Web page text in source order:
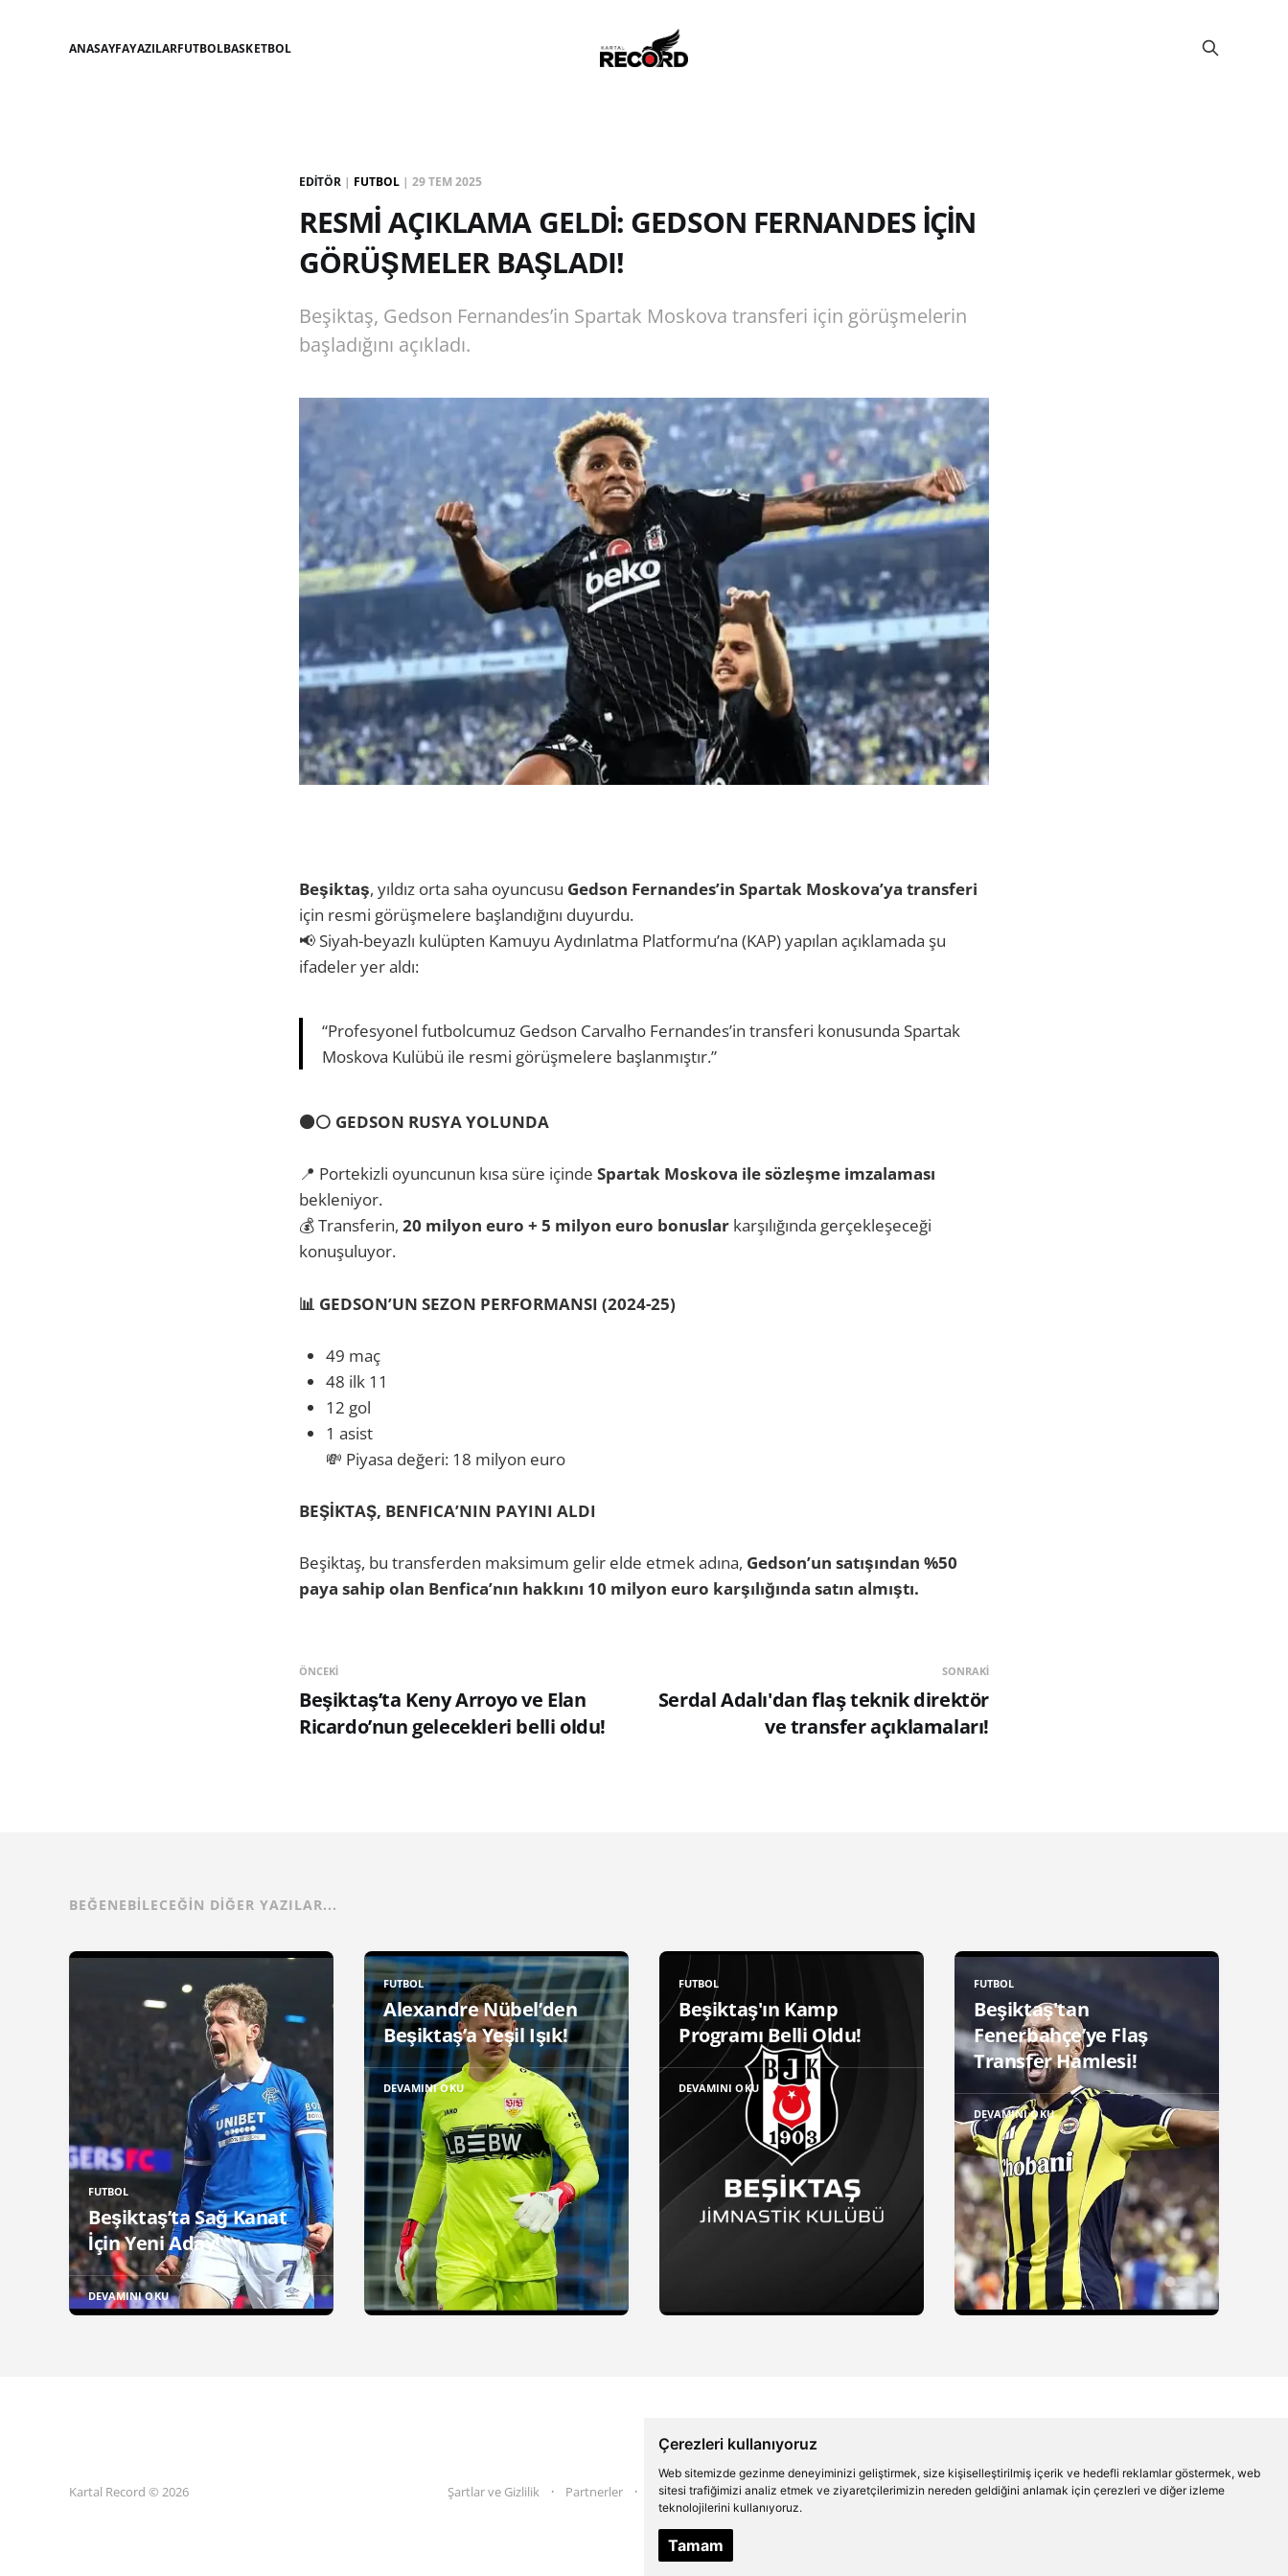
Çerezleri kullanıyoruz
Web sitemizde gezinme deneyiminizi geliştirmek, size kişiselleştirilmiş içerik ve hedefli reklamlar göstermek, web
sitesi trafiğimizi analiz etmek ve ziyaretçilerimizin nereden geldiğini anlamak için çerezleri ve diğer izleme
teknolojilerini kullanıyoruz.
Tamam
ANASAYFAYAZILARFUTBOLBASKETBOL
EDITÖR | FUTBOL | 29 TEM 2025
RESMİ AÇIKLAMA GELDİ: GEDSON FERNANDES İÇİN
GÖRÜŞMELER BAŞLADI!
Beşiktaş, Gedson Fernandes’in Spartak Moskova transferi için görüşmelerin
başladığını açıkladı.
Beşiktaş, yıldız orta saha oyuncusu Gedson Fernandes’in Spartak Moskova’ya transferi
için resmi görüşmelere başlandığını duyurdu.
📢 Siyah-beyazlı kulüpten Kamuyu Aydınlatma Platformu’na (KAP) yapılan açıklamada şu
ifadeler yer aldı:
“Profesyonel futbolcumuz Gedson Carvalho Fernandes’in transferi konusunda Spartak
Moskova Kulübü ile resmi görüşmelere başlanmıştır.”
⚫⚪ GEDSON RUSYA YOLUNDA
📍 Portekizli oyuncunun kısa süre içinde Spartak Moskova ile sözleşme imzalaması
bekleniyor.
💰 Transferin, 20 milyon euro + 5 milyon euro bonuslar karşılığında gerçekleşeceği
konuşuluyor.
📊 GEDSON’UN SEZON PERFORMANSI (2024-25)
49 maç
48 ilk 11
12 gol
1 asist
💸 Piyasa değeri: 18 milyon euro
BEŞİKTAŞ, BENFICA’NIN PAYINI ALDI
Beşiktaş, bu transferden maksimum gelir elde etmek adına, Gedson’un satışından %50
paya sahip olan Benfica’nın hakkını 10 milyon euro karşılığında satın almıştı.
ÖNCEKI
Beşiktaş’ta Keny Arroyo ve Elan
Ricardo’nun gelecekleri belli oldu!
SONRAKI
Serdal Adalı'dan flaş teknik direktör
ve transfer açıklamaları!
BEĞENEBILECEĞIN DIĞER YAZILAR...
FUTBOL
Beşiktaş’ta Sağ Kanat
İçin Yeni Aday!
DEVAMINI OKU
FUTBOL
Alexandre Nübel’den
Beşiktaş’a Yeşil Işık!
DEVAMINI OKU
FUTBOL
Beşiktaş'ın Kamp
Programı Belli Oldu!
DEVAMINI OKU
FUTBOL
Beşiktaş'tan
Fenerbahçe’ye Flaş
Transfer Hamlesi!
DEVAMINI OKU
Kartal Record © 2026 Şartlar ve Gizlilik Partnerler İletişim Twitter Instagram Beşiktaş'ın Medyası